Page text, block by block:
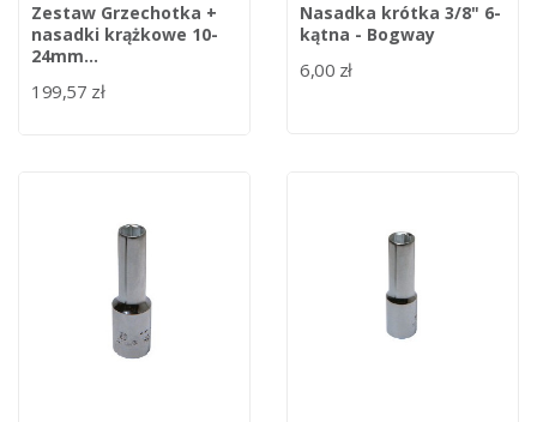
Zestaw Grzechotka +
nasadki krążkowe 10-
24mm...
199,57 zł
Nasadka krótka 3/8" 6-
kątna - Bogway
6,00 zł